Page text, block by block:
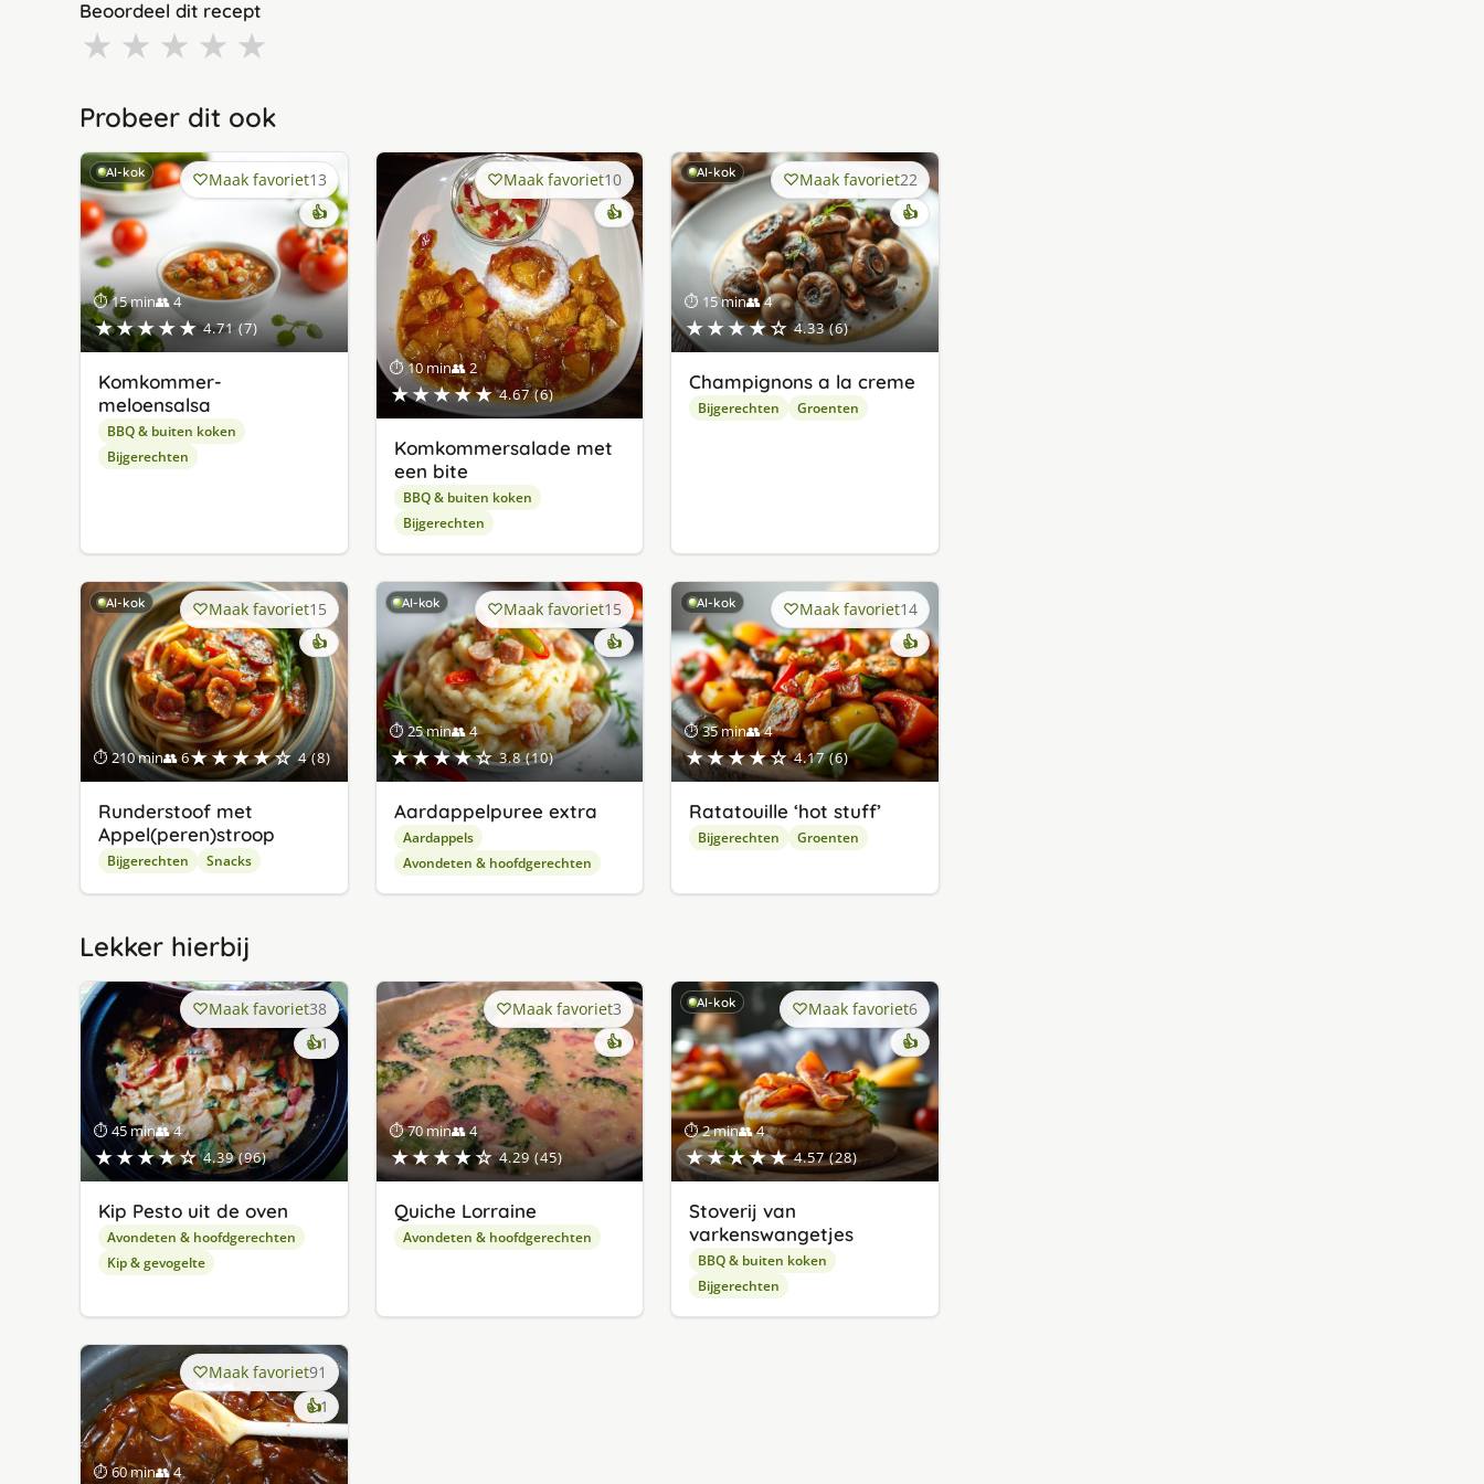
Beoordeel dit recept
★ ★ ★ ★ ★
Probeer dit ook
AI-kok
⏱ 15 min👥 4
★★★★★ 4.71 (7)
Maak favoriet13
👍
Komkommer-
meloensalsa
BBQ & buiten koken
Bijgerechten
⏱ 10 min👥 2
★★★★★ 4.67 (6)
Maak favoriet10
👍
Komkommersalade met
een bite
BBQ & buiten koken
Bijgerechten
AI-kok
⏱ 15 min👥 4
★★★★☆ 4.33 (6)
Maak favoriet22
👍
Champignons a la creme
Bijgerechten Groenten
AI-kok
⏱ 210 min👥 6★★★★☆ 4 (8)
Maak favoriet15
👍
Runderstoof met
Appel(peren)stroop
Bijgerechten Snacks
AI-kok
⏱ 25 min👥 4
★★★★☆ 3.8 (10)
Maak favoriet15
👍
Aardappelpuree extra
Aardappels
Avondeten & hoofdgerechten
AI-kok
⏱ 35 min👥 4
★★★★☆ 4.17 (6)
Maak favoriet14
👍
Ratatouille ‘hot stuff’
Bijgerechten Groenten
Lekker hierbij
⏱ 45 min👥 4
★★★★☆ 4.39 (96)
Maak favoriet38
👍1keer
lekker
gevonden
Kip Pesto uit de oven
Avondeten & hoofdgerechten
Kip & gevogelte
⏱ 70 min👥 4
★★★★☆ 4.29 (45)
Maak favoriet3
👍
Quiche Lorraine
Avondeten & hoofdgerechten
AI-kok
⏱ 2 min👥 4
★★★★★ 4.57 (28)
Maak favoriet6
👍
Stoverij van
varkenswangetjes
BBQ & buiten koken
Bijgerechten
⏱ 60 min👥 4
Maak favoriet91
👍1keer
lekker
gevonden